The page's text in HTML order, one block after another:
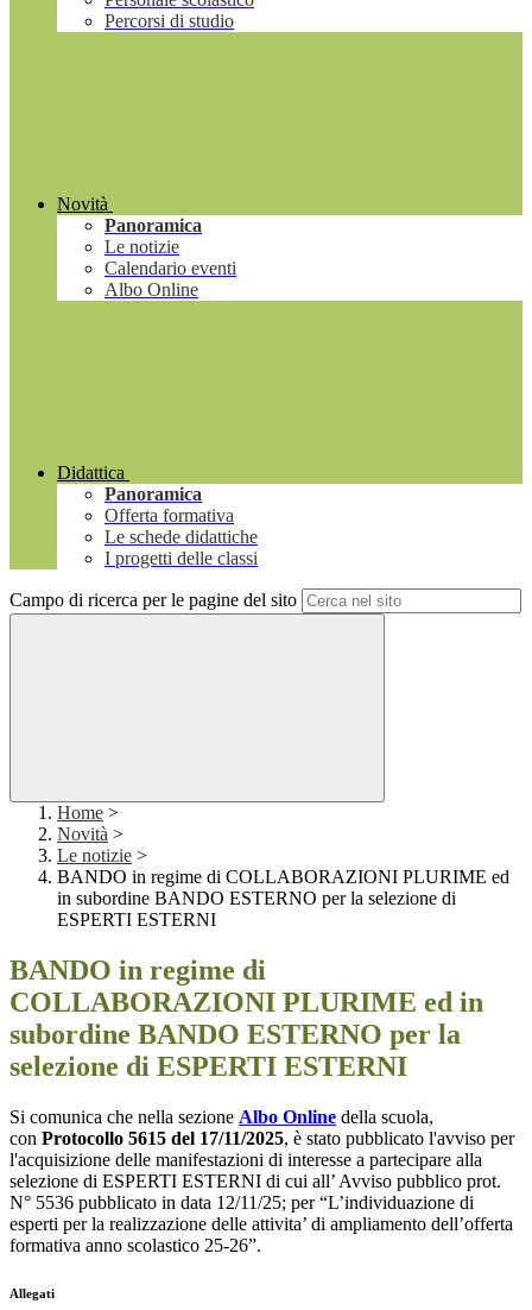
Percorsi di studio
Novità
Panoramica
Le notizie
Calendario eventi
Albo Online
Didattica
Panoramica
Offerta formativa
Le schede didattiche
I progetti delle classi
Campo di ricerca per le pagine del sito
Home >
Novità >
Le notizie >
BANDO in regime di COLLABORAZIONI PLURIME ed
in subordine BANDO ESTERNO per la selezione di
ESPERTI ESTERNI
BANDO in regime di
COLLABORAZIONI PLURIME ed in
subordine BANDO ESTERNO per la
selezione di ESPERTI ESTERNI
Si comunica che nella sezione Albo Online della scuola,
con Protocollo 5615 del 17/11/2025, è stato pubblicato l'avviso per
l'acquisizione delle manifestazioni di interesse a partecipare alla
selezione di ESPERTI ESTERNI di cui all’ Avviso pubblico prot.
N° 5536 pubblicato in data 12/11/25; per “L’individuazione di
esperti per la realizzazione delle attivita’ di ampliamento dell’offerta
formativa anno scolastico 25-26”.
Allegati